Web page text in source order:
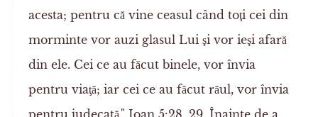
acesta; pentru că vine ceasul când toţi cei din
morminte vor auzi glasul Lui şi vor ieşi afară
din ele. Cei ce au făcut binele, vor învia
pentru viaţă; iar cei ce au făcut răul, vor învia